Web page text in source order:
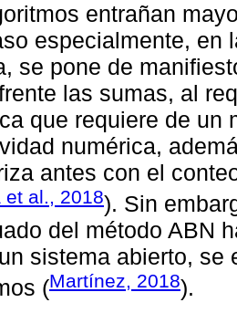
entrañan
especialmente, en
se pone de
las sumas, al
que requiere de un
numérica,
antes con el
et al., 2018). Sin
del método ABN
sistema abierto, se
(Martínez, 2018).